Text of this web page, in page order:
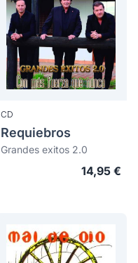
CD
Requiebros
Grandes exitos 2.0
14,95 €